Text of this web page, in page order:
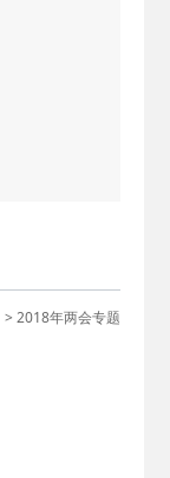
> 2018年两会专题